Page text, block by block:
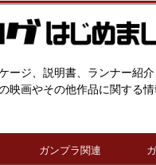
ージ、説明書、ランナー紹
映画やその他作品に関する情
ガンプラ関連